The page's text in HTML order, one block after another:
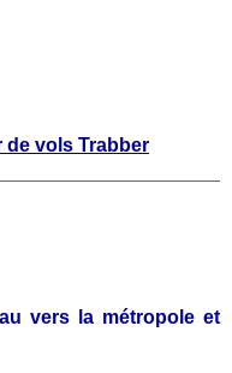
de vols Trabber
vers la métropole et